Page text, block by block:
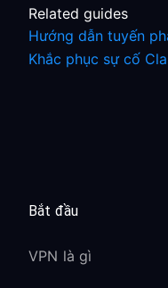
Related guides
Hướng dẫn tuyến
Khắc phục sự cố
Bắt đầu
VPN là gì